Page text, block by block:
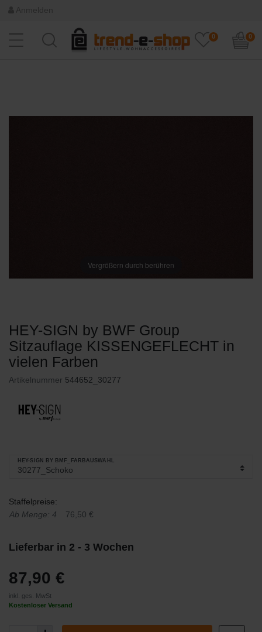
0 0
Vergrößern durch berühren
HEY-SIGN by BWF Group
Sitzauflage KISSENGEFLECHT in
vielen Farben
Artikelnummer 544652_30277
HEY-SIGN BY BMF_FARBAUSWAHL
Staffelpreise:
Ab Menge: 4
76,50 €
Lieferbar in 2 - 3 Wochen
87,90 €
inkl. ges. MwSt
Kostenloser Versand